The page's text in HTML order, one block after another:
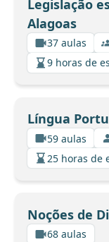
Legislação
Alagoas
37 aulas
9 horas de
Língua
59 aulas
25 horas de
Noções de
68 aulas